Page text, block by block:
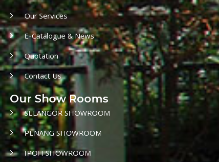
Our Services
E-Catalogue & News
Quotation
Contact Us
Our Show Rooms
SELANGOR SHOWROOM
PENANG SHOWROOM
IPOH SHOWROOM